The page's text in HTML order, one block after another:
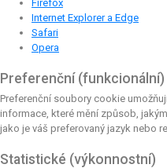
Firefox
Internet Explorer a Edge
Safari
Opera
Preferenční (funkcionální)
Preferenční soubory cookie
informace, které mění způsob,
jako je váš preferovaný jazyk nebo
Statistické (výkonnostní)